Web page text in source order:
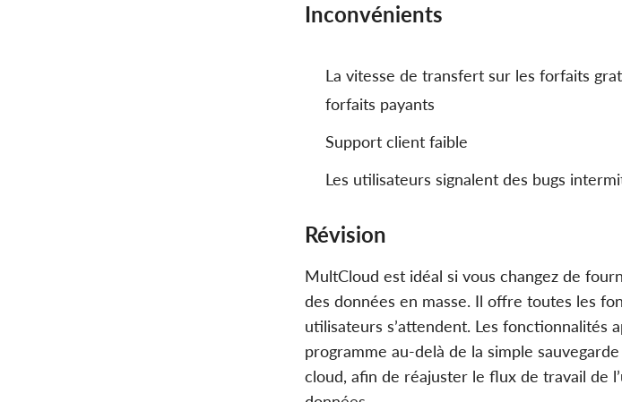
Inconvénients
La vitesse de transfert sur les forfaits
forfaits payants
Support client faible
Les utilisateurs signalent des bugs
Révision
MultCloud est idéal si vous changez de
des données en masse. Il offre toutes les
utilisateurs s’attendent. Les fonctionnalités
programme au-delà de la simple
cloud, afin de réajuster le flux de travail de